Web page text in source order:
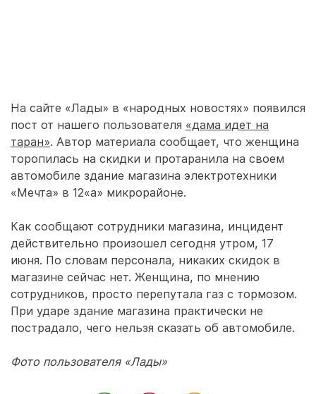
На сайте «Лады» в «народных новостях» появился
пост от нашего пользователя «дама идет на
таран». Автор материала сообщает, что женщина
торопилась на скидки и протаранила на своем
автомобиле здание магазина электротехники
«Мечта» в 12«а» микрорайоне.
Как сообщают сотрудники магазина, инцидент
действительно произошел сегодня утром, 17
июня. По словам персонала, никаких скидок в
магазине сейчас нет. Женщина, по мнению
сотрудников, просто перепутала газ с тормозом.
При ударе здание магазина практически не
пострадало, чего нельзя сказать об автомобиле.
Фото пользователя «Лады»